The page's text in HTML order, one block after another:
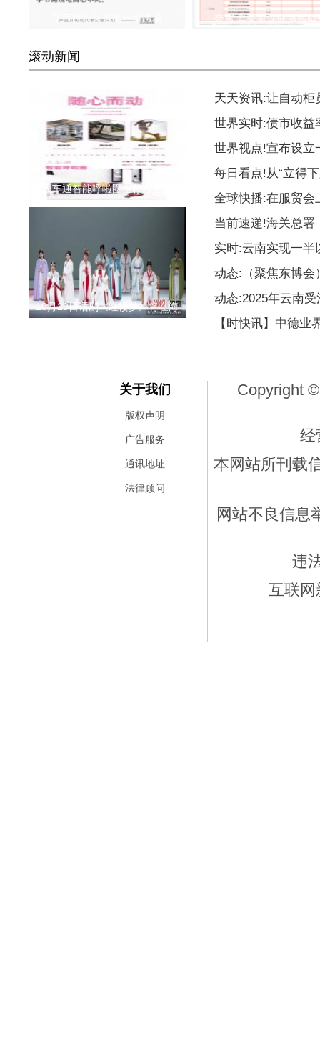
字节跳动又推出一个跨境 奈雪 喜茶茶饮圈掀起降
滚动新闻
人车通智能呼啦圈推荐减肥神
10月29日话剧《红楼梦》将在海
天天资讯:让自动柜
世界实时:债市收益
世界视点!宣布设立
每日看点!从“立得
全球快播:在服贸会
当前速递!海关总署
实时:云南实现一半
动态:（聚焦东博会
动态:2025年云南
【时快讯】中德
关于我们
版权声明
广告服务
通讯地址
法律顾问
Copyright
经
本网站所刊载
网站不良信息
违
互联网